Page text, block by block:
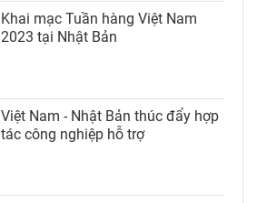
Khai mạc Tuần hàng Việt Nam
2023 tại Nhật Bản
Việt Nam - Nhật Bản thúc đẩy hợp
tác công nghiệp hỗ trợ